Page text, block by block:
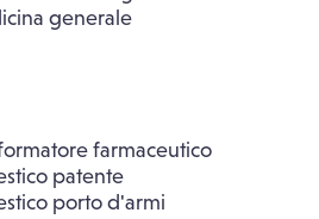
generale
farmaceutico
patente
porto d'armi